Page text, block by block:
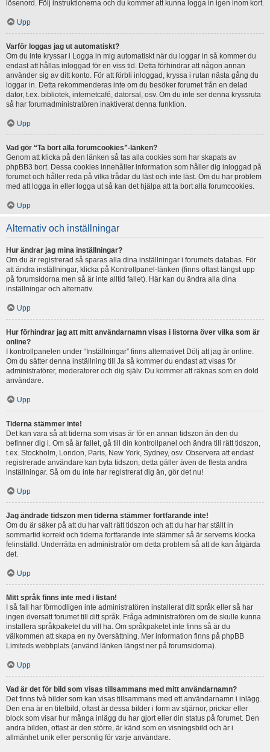
lösenord. Följ instruktionerna och du kommer att kunna logga in igen inom kort.
Upp
Varför loggas jag ut automatiskt?
Om du inte kryssar i Logga in mig automatiskt när du loggar in så kommer du
endast att hållas inloggad för en viss tid. Detta förhindrar att någon annan
använder sig av ditt konto. För att förbli inloggad, kryssa i rutan nästa gång du
loggar in. Detta rekommenderas inte om du besöker forumet från en delad
dator, t.ex. bibliotek, internetcafé, datorsal, osv. Om du inte ser denna kryssruta
så har forumadministratören inaktiverat denna funktion.
Upp
Vad gör “Ta bort alla forumcookies”-länken?
Genom att klicka på den länken så tas alla cookies som har skapats av
phpBB3 bort. Dessa cookies innehåller information som håller dig inloggad på
forumet och håller reda på vilka trådar du läst och inte läst. Om du har problem
med att logga in eller logga ut så kan det hjälpa att ta bort alla forumcookies.
Upp
Alternativ och inställningar
Hur ändrar jag mina inställningar?
Om du är registrerad så sparas alla dina inställningar i forumets databas. För
att ändra inställningar, klicka på Kontrollpanel-länken (finns oftast längst upp
på forumsidorna men så är inte alltid fallet). Här kan du ändra alla dina
inställningar och alternativ.
Upp
Hur förhindrar jag att mitt användarnamn visas i listorna över vilka som är
online?
I kontrollpanelen under “Inställningar” finns alternativet Dölj att jag är online.
Om du sätter denna inställning till Ja så kommer du endast att visas för
administratörer, moderatorer och dig själv. Du kommer att räknas som en dold
användare.
Upp
Tiderna stämmer inte!
Det kan vara så att tiderna som visas är för en annan tidszon än den du
befinner dig i. Om så är fallet, gå till din kontrollpanel och ändra till rätt tidszon,
t.ex. Stockholm, London, Paris, New York, Sydney, osv. Observera att endast
registrerade användare kan byta tidszon, detta gäller även de flesta andra
inställningar. Så om du inte har registrerat dig än, gör det nu!
Upp
Jag ändrade tidszon men tiderna stämmer fortfarande inte!
Om du är säker på att du har valt rätt tidszon och att du har har ställt in
sommartid korrekt och tiderna fortfarande inte stämmer så är serverns klocka
felinställd. Underrätta en administratör om detta problem så att de kan åtgärda
det.
Upp
Mitt språk finns inte med i listan!
I så fall har förmodligen inte administratören installerat ditt språk eller så har
ingen översatt forumet till ditt språk. Fråga administratören om de skulle kunna
installera språkpaketet du vill ha. Om språkpaketet inte finns så är du
välkommen att skapa en ny översättning. Mer information finns på phpBB
Limiteds webbplats (använd länken längst ner på forumsidorna).
Upp
Vad är det för bild som visas tillsammans med mitt användarnamn?
Det finns två bilder som kan visas tillsammans med ett användarnamn i inlägg.
Den ena är en titelbild, oftast är dessa bilder i form av stjärnor, prickar eller
block som visar hur många inlägg du har gjort eller din status på forumet. Den
andra bilden, oftast är den större, är känd som en visningsbild och är i
allmänhet unik eller personlig för varje användare.